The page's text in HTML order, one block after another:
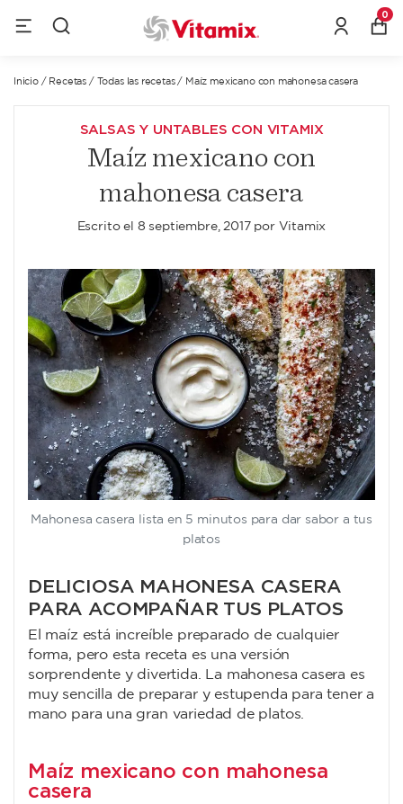
0
Inicio/ Recetas / Todas las recetas/ Maíz mexicano con mahonesa casera
SALSAS Y UNTABLES CON VITAMIX
Maíz mexicano con
mahonesa casera
Escrito el 8 septiembre, 2017por Vitamix
Mahonesa casera lista en 5 minutos para dar sabor a tus
platos
DELICIOSA MAHONESA CASERA
PARA ACOMPAÑAR TUS PLATOS
El maíz está increíble preparado de cualquier
forma, pero esta receta es una versión
sorprendente y divertida. La mahonesa casera es
muy sencilla de preparar y estupenda para tener a
mano para una gran variedad de platos.
Maíz mexicano con mahonesa
casera